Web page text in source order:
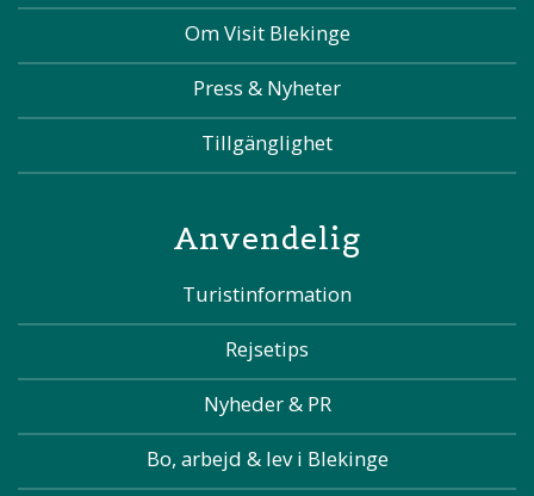
Om Visit Blekinge
Press & Nyheter
Tillgänglighet
Anvendelig
Turistinformation
Rejsetips
Nyheder & PR
Bo, arbejd & lev i Blekinge